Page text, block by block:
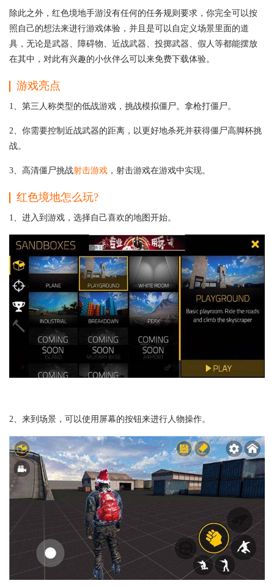
除此之外，红色境地手游没有任何的任务规则要求，你完全可以按
照自己的想法来进行游戏体验，并且是可以自定义场景里面的道
具，无论是武器、障碍物、近战武器、投掷武器、假人等都能摆放
在其中，对此有兴趣的小伙伴么可以来免费下载体验。
游戏亮点
1、第三人称类型的低战游戏，挑战模拟僵尸。拿枪打僵尸。
2、你需要控制近战武器的距离，以更好地杀死并获得僵尸高脚杯挑
战。
3、高清僵尸挑战射击游戏 ，射击游戏在游戏中实现。
红色境地怎么玩?
1、进入到游戏，选择自己喜欢的地图开始。
2、来到场景，可以使用屏幕的按钮来进行人物操作。